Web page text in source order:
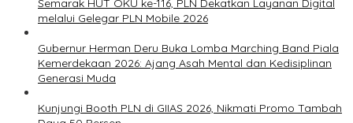
Semarak HUT OKU ke-116, PLN Dekatkan Layanan Digital
melalui Gelegar PLN Mobile 2026
Gubernur Herman Deru Buka Lomba Marching Band Piala
Kemerdekaan 2026: Ajang Asah Mental dan Kedisiplinan
Generasi Muda
Kunjungi Booth PLN di GIIAS 2026, Nikmati Promo Tambah